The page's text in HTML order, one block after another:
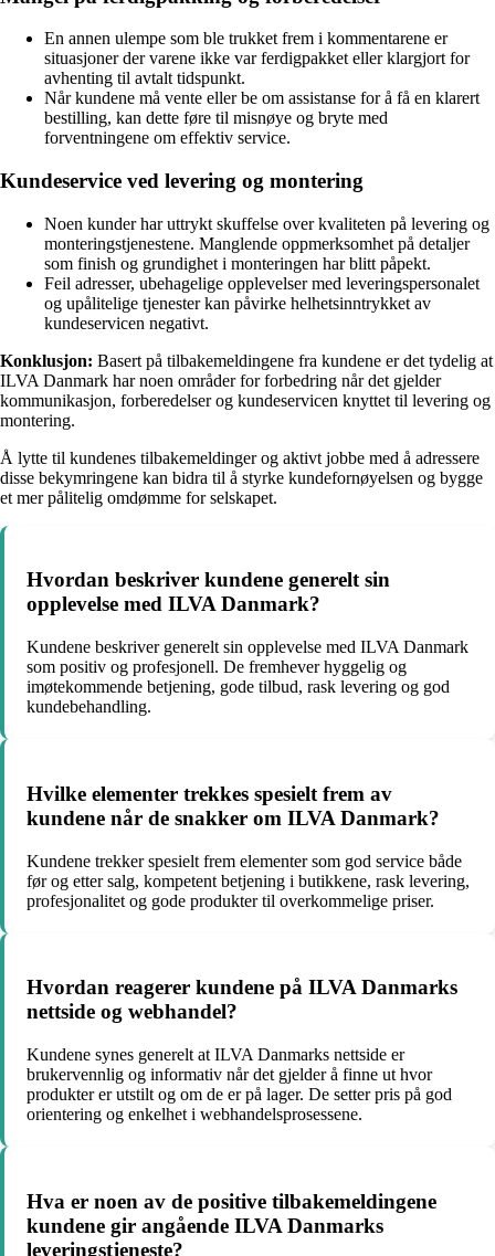
En annen ulempe som ble trukket frem i kommentarene er
situasjoner der varene ikke var ferdigpakket eller klargjort for
avhenting til avtalt tidspunkt.
Når kundene må vente eller be om assistanse for å få en klarert
bestilling, kan dette føre til misnøye og bryte med
forventningene om effektiv service.
Kundeservice ved levering og montering
Noen kunder har uttrykt skuffelse over kvaliteten på levering og
monteringstjenestene. Manglende oppmerksomhet på detaljer
som finish og grundighet i monteringen har blitt påpekt.
Feil adresser, ubehagelige opplevelser med leveringspersonalet
og upålitelige tjenester kan påvirke helhetsinntrykket av
kundeservicen negativt.
Konklusjon: Basert på tilbakemeldingene fra kundene er det tydelig at
ILVA Danmark har noen områder for forbedring når det gjelder
kommunikasjon, forberedelser og kundeservicen knyttet til levering og
montering.
Å lytte til kundenes tilbakemeldinger og aktivt jobbe med å adressere
disse bekymringene kan bidra til å styrke kundefornøyelsen og bygge
et mer pålitelig omdømme for selskapet.
Hvordan beskriver kundene generelt sin
opplevelse med ILVA Danmark?
Kundene beskriver generelt sin opplevelse med ILVA Danmark
som positiv og profesjonell. De fremhever hyggelig og
imøtekommende betjening, gode tilbud, rask levering og god
kundebehandling.
Hvilke elementer trekkes spesielt frem av
kundene når de snakker om ILVA Danmark?
Kundene trekker spesielt frem elementer som god service både
før og etter salg, kompetent betjening i butikkene, rask levering,
profesjonalitet og gode produkter til overkommelige priser.
Hvordan reagerer kundene på ILVA Danmarks
nettside og webhandel?
Kundene synes generelt at ILVA Danmarks nettside er
brukervennlig og informativ når det gjelder å finne ut hvor
produkter er utstilt og om de er på lager. De setter pris på god
orientering og enkelhet i webhandelsprosessene.
Hva er noen av de positive tilbakemeldingene
kundene gir angående ILVA Danmarks
leveringstjeneste?